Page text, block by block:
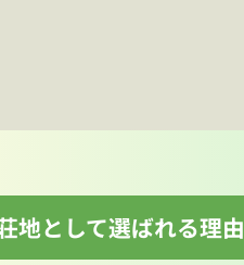
地として選ばれる理由